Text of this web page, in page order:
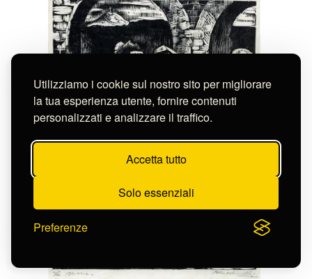
Utilizziamo i cookie sul nostro sito per migliorare
la tua esperienza utente, fornire contenuti
personalizzati e analizzare il traffico.
Accetta tutto
Solo essenziali
Preferenze